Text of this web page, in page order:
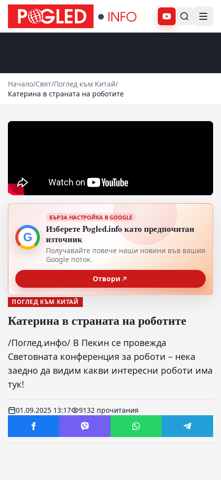
Абонирай се
Начало/Свят/Поглед към Китай/
Катерина в страната на роботите
G
БЪРЗА НАСТРОЙКА В GOOGLE
Изберете Pogled.info като предпочитан
източник
Получавайте повече наши новини във вашия
Google поток.
Отвори
ПОГЛЕД КЪМ КИТАЙ
Катерина в страната на роботите
/Поглед.инфо/ В Пекин се провежда
Световната конференция за роботи – нека
заедно да видим какви интересни роботи има
тук!
01.09.2025 13:17 9132 прочитания